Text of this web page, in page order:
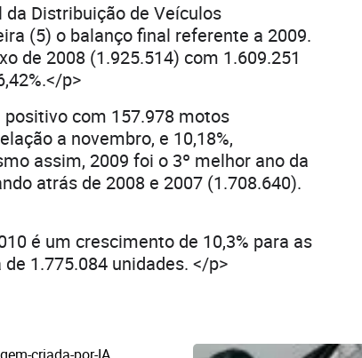
Distribuição de Veículos
(5) o balanço final referente a 2009.
de 2008 (1.925.514) com 1.609.251
p>
com 157.978 motos
a novembro, e 10,18%,
assim, 2009 foi o 3º melhor ano da
atrás de 2008 e 2007 (1.708.640).
é um crescimento de 10,3% para as
1.775.084 unidades. </p>